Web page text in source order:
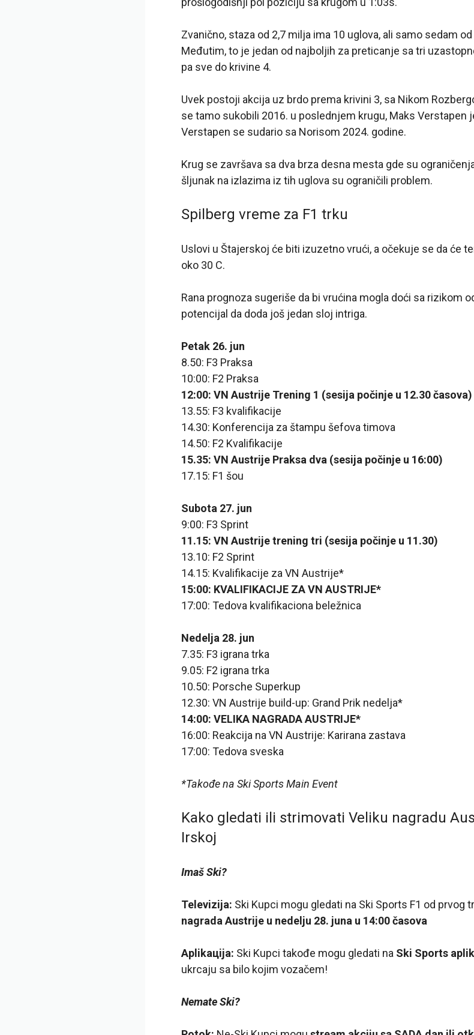
Zvanično, staza od 2,7 milja ima 10 uglova, ali samo sedam
Međutim, to je jedan od najboljih za preticanje sa tri
pa sve do krivine 4.
Uvek postoji akcija uz brdo prema krivini 3, sa Nikom
se tamo sukobili 2016. u poslednjem krugu, Maks Verstapen
Verstapen se sudario sa Norisom 2024. godine.
Krug se završava sa dva brza desna mesta gde su
šljunak na izlazima iz tih uglova su ograničili problem.
Spilberg vreme za F1 trku
Uslovi u Štajerskoj će biti izuzetno vrući, a očekuje se da će
oko 30 C.
Rana prognoza sugeriše da bi vrućina mogla doći sa rizikom
potencijal da doda još jedan sloj intriga.
Petak 26. jun
8.50: F3 Praksa
10:00: F2 Praksa
12:00: VN Austrije Trening 1 (sesija počinje u 12.30 časova)
13.55: F3 kvalifikacije
14.30: Konferencija za štampu šefova timova
14.50: F2 Kvalifikacije
15.35: VN Austrije Praksa dva (sesija počinje u 16:00)
17.15: F1 šou
Subota 27. jun
9:00: F3 Sprint
11.15: VN Austrije trening tri (sesija počinje u 11.30)
13.10: F2 Sprint
14.15: Kvalifikacije za VN Austrije*
15:00: KVALIFIKACIJE ZA VN AUSTRIJE*
17:00: Tedova kvalifikaciona beležnica
Nedelja 28. jun
7.35: F3 igrana trka
9.05: F2 igrana trka
10.50: Porsche Superkup
12.30: VN Austrije build-up: Grand Prik nedelja*
14:00: VELIKA NAGRADA AUSTRIJE*
16:00: Reakcija na VN Austrije: Karirana zastava
17:00: Tedova sveska
*Takođe na Ski Sports Main Event
Kako gledati ili strimovati Veliku nagradu
Irskoj
Imaš Ski?
Televizija: Ski Kupci mogu gledati na Ski Sports F1 od prvog
nagrada Austrije u nedelju 28. juna u 14:00 časova
Aplikaцija: Ski Kupci takođe mogu gledati na Ski Sports
ukrcaju sa bilo kojim vozačem!
Nemate Ski?